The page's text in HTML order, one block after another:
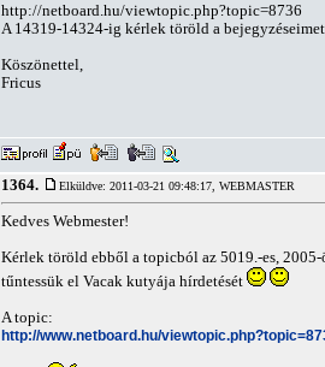
http://netboard.hu/viewtopic.php?topic=8736
A 14319-14324-ig kérlek töröld a
Köszönettel,
Fricus
1364. Elküldve: 2011-03-21 09:48:17, WEBMASTER
Kedves Webmester!
Kérlek töröld ebből a topicból az 5019.-es,
tűntessük el Vacak kutyája hírdetését
A topic:
http://www.netboard.hu/